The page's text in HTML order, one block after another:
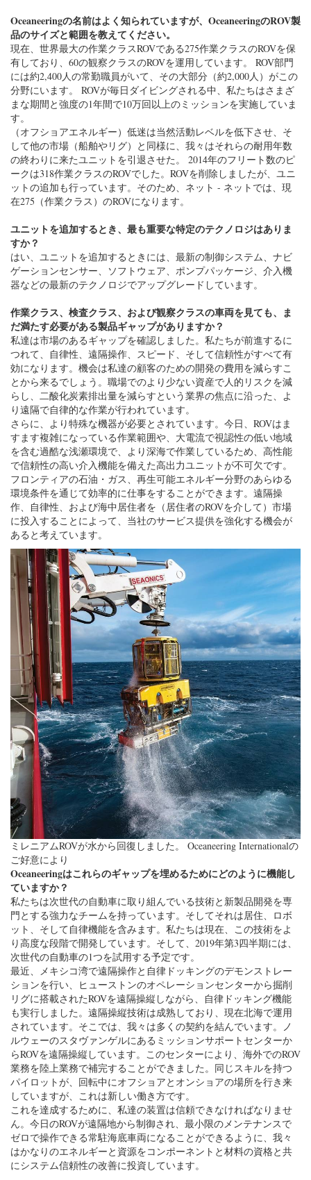
Oceaneeringの名前はよく知られていますが、OceaneeringのROV製
品のサイズと範囲を教えてください。
現在、世界最大の作業クラスROVである275作業クラスのROVを保
有しており、60の観察クラスのROVを運用しています。 ROV部門
には約2,400人の常勤職員がいて、その大部分（約2,000人）がこの
分野にいます。 ROVが毎日ダイビングされる中、私たちはさまざ
まな期間と強度の1年間で10万回以上のミッションを実施していま
す。
（オフショアエネルギー）低迷は当然活動レベルを低下させ、そ
して他の市場（船舶やリグ）と同様に、我々はそれらの耐用年数
の終わりに来たユニットを引退させた。 2014年のフリート数のピ
ークは318作業クラスのROVでした。ROVを削除しましたが、ユニ
ットの追加も行っています。そのため、ネット - ネットでは、現
在275（作業クラス）のROVになります。
ユニットを追加するとき、最も重要な特定のテクノロジはありま
すか？
はい、ユニットを追加するときには、最新の制御システム、ナビ
ゲーションセンサー、ソフトウェア、ポンプパッケージ、介入機
器などの最新のテクノロジでアップグレードしています。
作業クラス、検査クラス、および観察クラスの車両を見ても、ま
だ満たす必要がある製品ギャップがありますか？
私達は市場のあるギャップを確認しました。私たちが前進するに
つれて、自律性、遠隔操作、スピード、そして信頼性がすべて有
効になります。機会は私達の顧客のための開発の費用を減らすこ
とから来るでしょう。職場でのより少ない資産で人的リスクを減
らし、二酸化炭素排出量を減らすという業界の焦点に沿った、よ
り遠隔で自律的な作業が行われています。
さらに、より特殊な機器が必要とされています。今日、ROVはま
すます複雑になっている作業範囲や、大電流で視認性の低い地域
を含む過酷な浅瀬環境で、より深海で作業しているため、高性能
で信頼性の高い介入機能を備えた高出力ユニットが不可欠です。
フロンティアの石油・ガス、再生可能エネルギー分野のあらゆる
環境条件を通じて効率的に仕事をすることができます。遠隔操
作、自律性、および海中居住者を（居住者のROVを介して）市場
に投入することによって、当社のサービス提供を強化する機会が
あると考えています。
ミレニアムROVが水から回復しました。 Oceaneering Internationalの
ご好意により
Oceaneeringはこれらのギャップを埋めるためにどのように機能し
ていますか？
私たちは次世代の自動車に取り組んでいる技術と新製品開発を専
門とする強力なチームを持っています。そしてそれは居住、ロボ
ット、そして自律機能を含みます。私たちは現在、この技術をよ
り高度な段階で開発しています。そして、2019年第3四半期には、
次世代の自動車の1つを試用する予定です。
最近、メキシコ湾で遠隔操作と自律ドッキングのデモンストレー
ションを行い、ヒューストンのオペレーションセンターから掘削
リグに搭載されたROVを遠隔操縦しながら、自律ドッキング機能
も実行しました。遠隔操縦技術は成熟しており、現在北海で運用
されています。そこでは、我々は多くの契約を結んでいます。ノ
ルウェーのスタヴァンゲルにあるミッションサポートセンターか
らROVを遠隔操縦しています。このセンターにより、海外でのROV
業務を陸上業務で補完することができました。同じスキルを持つ
パイロットが、回転中にオフショアとオンショアの場所を行き来
していますが、これは新しい働き方です。
これを達成するために、私達の装置は信頼できなければなりませ
ん。今日のROVが遠隔地から制御され、最小限のメンテナンスで
ゼロで操作できる常駐海底車両になることができるように、我々
はかなりのエネルギーと資源をコンポーネントと材料の資格と共
にシステム信頼性の改善に投資しています。